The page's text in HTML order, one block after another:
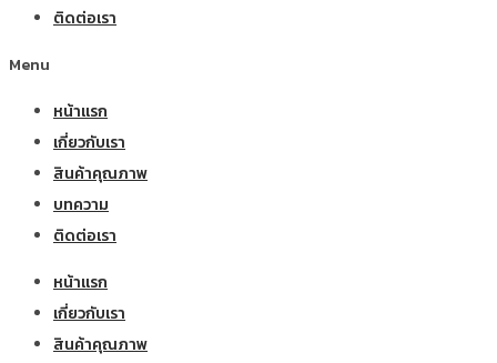
ติดต่อเรา
Menu
หน้าแรก
เกี่ยวกับเรา
สินค้าคุณภาพ
บทความ
ติดต่อเรา
หน้าแรก
เกี่ยวกับเรา
สินค้าคุณภาพ